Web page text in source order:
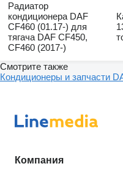
Радиатор
кондиционера DAF
CF460 (01.17-) для
тягача DAF CF450,
CF460 (2017-)
Смотрите также
Кондиционеры и запчасти
Компания